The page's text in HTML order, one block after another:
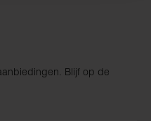
Blijf op de